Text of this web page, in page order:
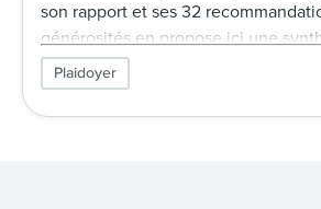
son rapport et ses 32
générosités en propose ici une
Plaidoyer